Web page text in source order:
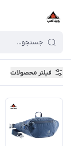
فیلتر محصولات